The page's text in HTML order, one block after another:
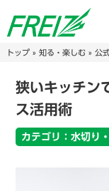
トップ» 知る・楽しむ» 公
狭いキッチン
ス活用術
カテゴリ：水切り